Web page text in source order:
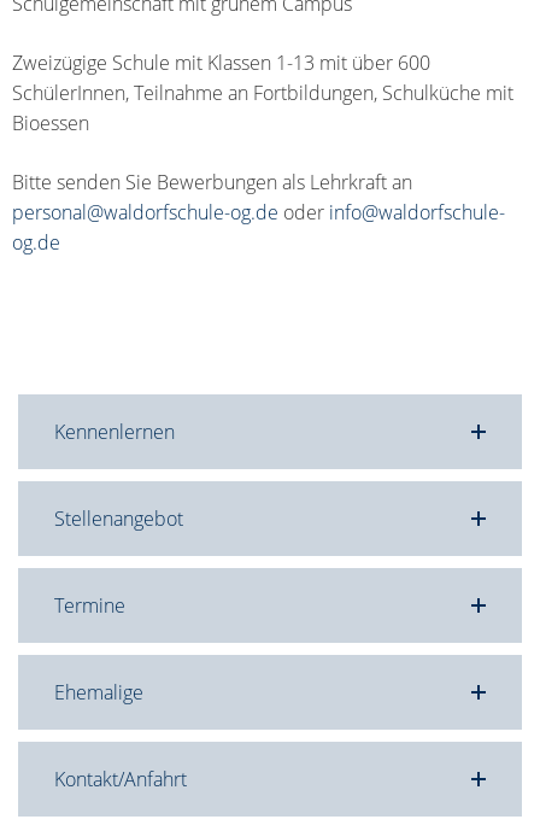
Zweizügige Schule mit Klassen 1-13 mit über 600
SchülerInnen, Teilnahme an Fortbildungen, Schulküche mit
Bioessen
Bitte senden Sie Bewerbungen als Lehrkraft an
personal@waldorfschule-og.de oder info@waldorfschule-
og.de
Kennenlernen
Stellenangebot
Termine
Ehemalige
Kontakt/Anfahrt